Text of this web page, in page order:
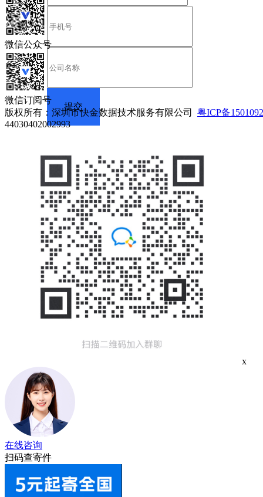
微信公众号
微信订阅号
版权所有：深圳市快金数据技术服务有限公司 粤ICP备
44030402002993
x
在线咨询
扫码查寄件